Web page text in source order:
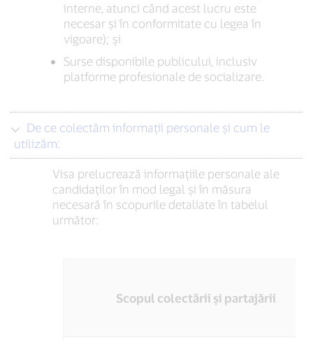
interne, atunci când acest lucru este
necesar și în conformitate cu legea în
vigoare); și
Surse disponibile publicului, inclusiv
platforme profesionale de socializare.
utilizăm:
Visa prelucrează informațiile personale ale
candidaților în mod legal și în măsura
necesară în scopurile detaliate în tabelul
următor:
Scopul colectării și partajării